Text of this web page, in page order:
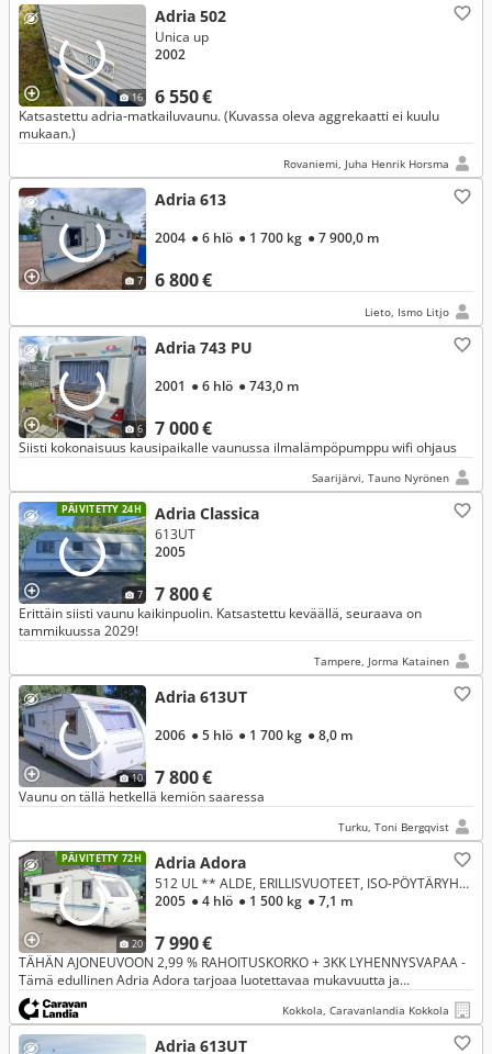
16
Adria 502
6 550 €
Unica up
2002
Katsastettu adria-matkailuvaunu. (Kuvassa oleva aggrekaatti ei kuulu
mukaan.)
Rovaniemi, Juha Henrik Horsma
7
Adria 613
6 800 €
2004 ● 6 hlö ● 1 700 kg ● 7 900,0 m
Lieto, Ismo Litjo
6
Adria 743 PU
7 000 €
2001 ● 6 hlö ● 743,0 m
Siisti kokonaisuus kausipaikalle vaunussa ilmalämpöpumppu wifi ohjaus
Saarijärvi, Tauno Nyrönen
PÄIVITETTY 24H
7
Adria Classica
7 800 €
613UT
2005
Erittäin siisti vaunu kaikinpuolin. Katsastettu keväällä, seuraava on
tammikuussa 2029!
Tampere, Jorma Katainen
10
Adria 613UT
7 800 €
2006 ● 5 hlö ● 1 700 kg ● 8,0 m
Vaunu on tällä hetkellä kemiön saaressa
Turku, Toni Bergqvist
PÄIVITETTY 72H
20
Adria Adora
7 990 €
512 UL ** ALDE, ERILLISVUOTEET, ISO-PÖYTÄRYHMÄ **
2005 ● 4 hlö ● 1 500 kg ● 7,1 m
TÄHÄN AJONEUVOON 2,99 % RAHOITUSKORKO + 3KK LYHENNYSVAPAA -
Tämä edullinen Adria Adora tarjoaa luotettavaa mukavuutta ja
reissaamisen vapautta fiksuun hintaan! Nauti helposta lomailusta ja
käytännölli
Kokkola, Caravanlandia Kokkola
Adria 613UT